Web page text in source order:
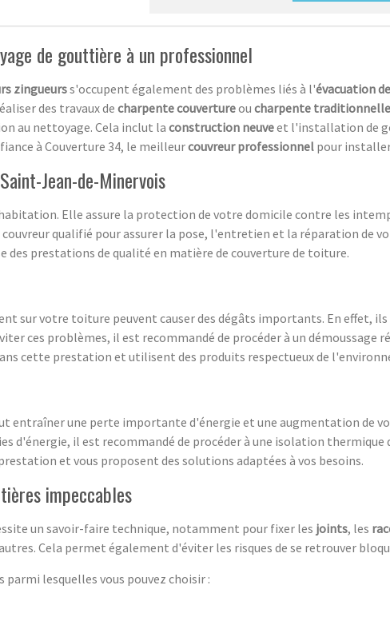
de gouttière à un professionnel
zingueurss'occupent également des problèmes liés à l'évacuation
des travaux de charpente couvertureou charpente traditionnelle
au nettoyage. Cela inclut la construction neuveet l'installation de
à Couverture 34, le meilleurcouvreur professionnel pour
Jean-de-Minervois
Elle assure la protection de votre domicile contre les
qualifié pour assurer la pose, l'entretien et la réparation de
des prestations de qualité en matière de couverture de toiture.
sur votre toiture peuvent causer des dégâts importants. En effet,
ces problèmes, il est recommandé de procéder à un démoussage
cette prestation et utilisent des produits respectueux de
entraîner une perte importante d'énergie et une augmentation de
d'énergie, il est recommandé de procéder à une isolation thermique
et vous proposent des solutions adaptées à vos besoins.
impeccables
un savoir-faire technique, notamment pour fixer les joints, les
Cela permet également d'éviter les risques de se retrouver
lesquelles vous pouvez choisir :